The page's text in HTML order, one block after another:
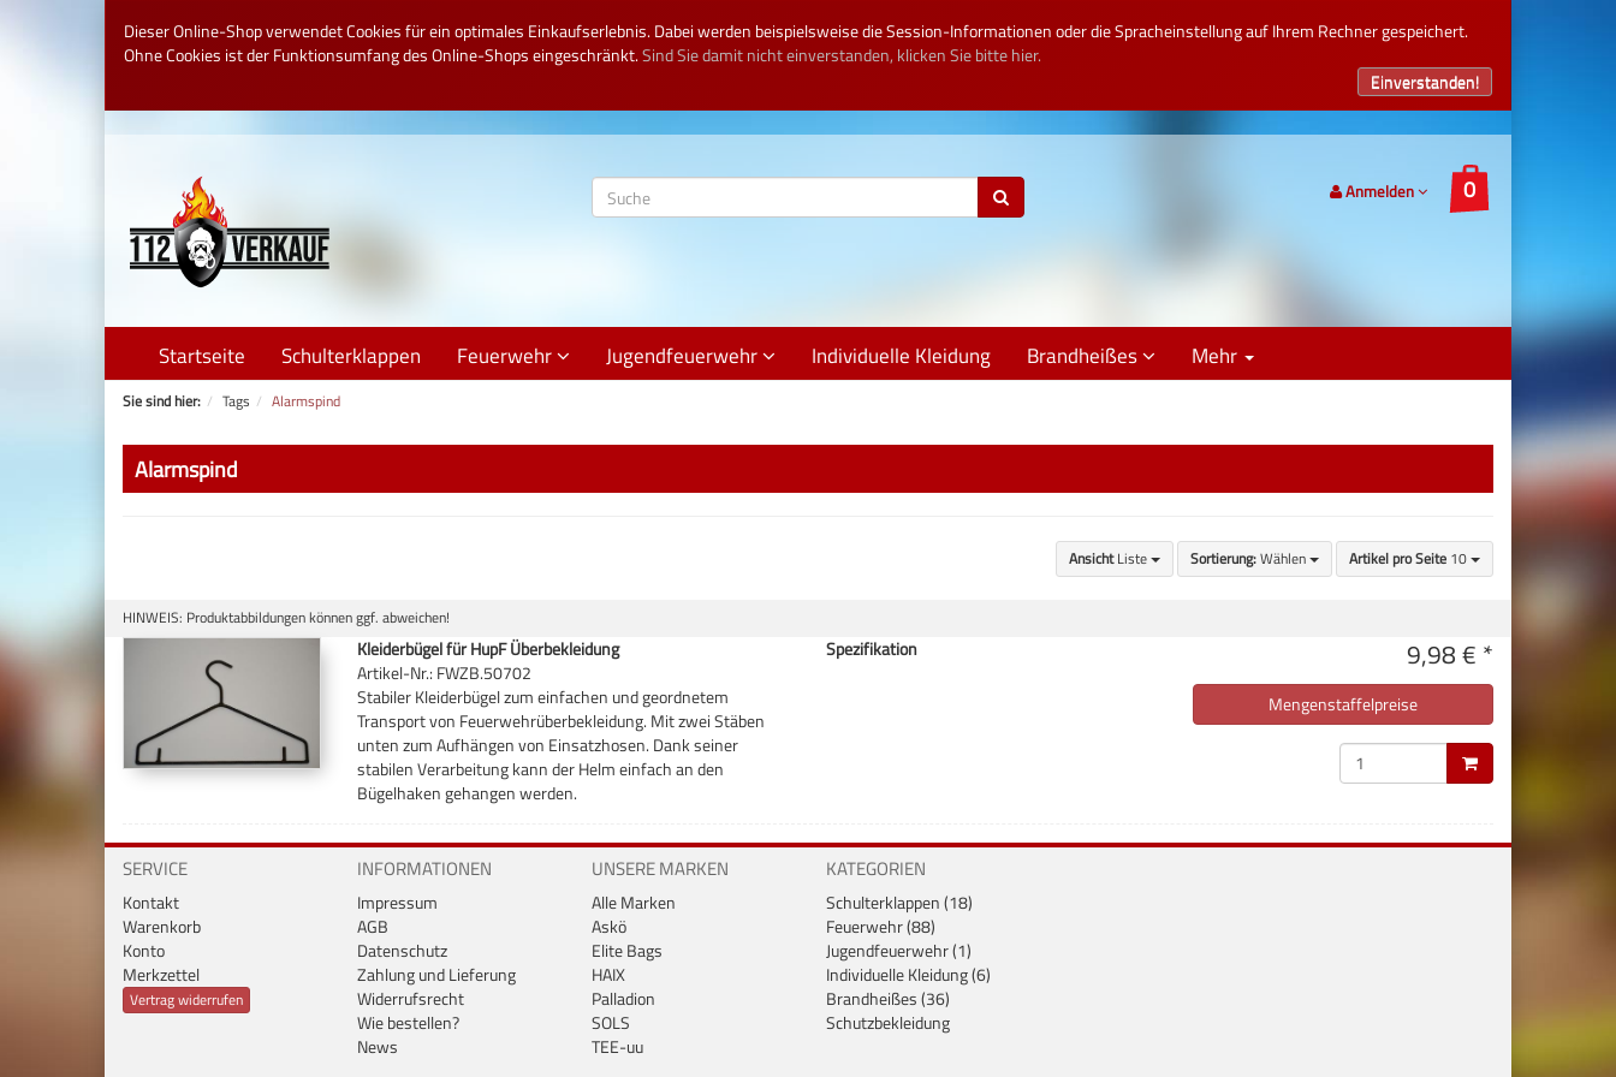
Dieser Online-Shop verwendet Cookies für ein optimales Einkaufserlebnis. Dabei werden beispielsweise die Session-Informationen oder die Spracheinstellung auf Ihrem Rechner gespeichert.
Ohne Cookies ist der Funktionsumfang des Online-Shops eingeschränkt.Sind Sie damit nicht einverstanden, klicken Sie bitte hier.
Einverstanden!
Anmelden
Startseite Schulterklappen Feuerwehr Jugendfeuerwehr Individuelle Kleidung Brandheißes Mehr
Sie sind hier: Tags Alarmspind
Alarmspind
AnsichtListe Sortierung:Wählen Artikel pro Seite 10
HINWEIS: Produktabbildungen können ggf. abweichen!
Kleiderbügel für HupF Überbekleidung
Artikel-Nr.: FWZB.50702
Stabiler Kleiderbügel zum einfachen und geordnetem
Transport von Feuerwehrüberbekleidung. Mit zwei Stäben
unten zum Aufhängen von Einsatzhosen. Dank seiner
stabilen Verarbeitung kann der Helm einfach an den
Bügelhaken gehangen werden.
Spezifikation 9,98 € *
Mengenstaffelpreise
SERVICE
Kontakt
Warenkorb
Konto
Merkzettel
Vertrag widerrufen
INFORMATIONEN
Impressum
AGB
Datenschutz
Zahlung und Lieferung
Widerrufsrecht
Wie bestellen?
News
UNSERE MARKEN
Alle Marken
Askö
Elite Bags
HAIX
Palladion
SOLS
TEE-uu
KATEGORIEN
Schulterklappen (18)
Feuerwehr (88)
Jugendfeuerwehr (1)
Individuelle Kleidung (6)
Brandheißes (36)
Schutzbekleidung